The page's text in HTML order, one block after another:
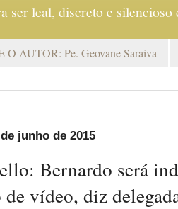
ser leal, discreto e
O AUTOR: Pe. Geovane Saraiva
junho de 2015
Bernardo será
de vídeo, diz